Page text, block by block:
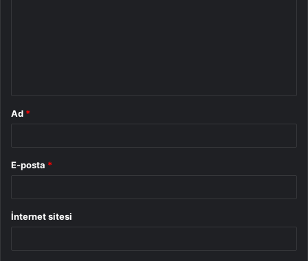
Ad *
E-posta *
İnternet sitesi